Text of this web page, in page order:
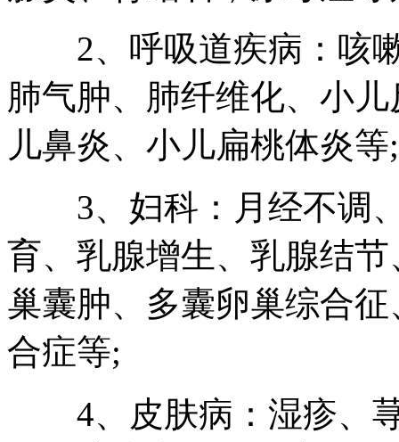
2、呼吸道疾病：咳嗽
肺气肿、肺纤维化、小
儿鼻炎、小儿扁桃体炎等;
3、妇科：月经不调、
育、乳腺增生、乳腺结
巢囊肿、多囊卵巢综合
合症等;
4、皮肤病：湿疹、荨